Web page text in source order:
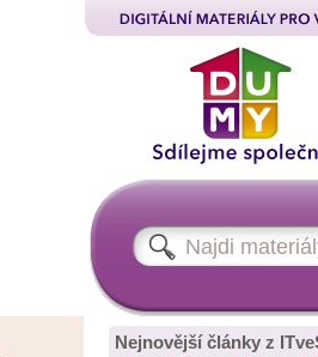
Nejnovější články z